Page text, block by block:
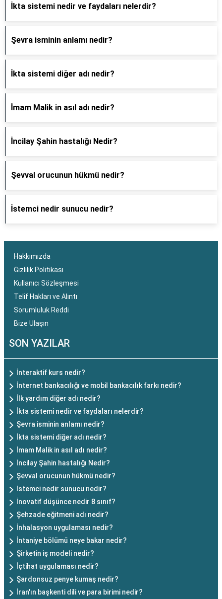
İkta sistemi nedir ve faydaları nelerdir?
Şevra isminin anlamı nedir?
İkta sistemi diğer adı nedir?
İmam Malik in asıl adı nedir?
İncilay Şahin hastalığı Nedir?
Şevval orucunun hükmü nedir?
İstemci nedir sunucu nedir?
Hakkımızda
Gizlilik Politikası
Kullanıcı Sözleşmesi
Telif Hakları ve Alıntı
Sorumluluk Reddi
Bize Ulaşın
SON YAZILAR
İnteraktif kurs nedir?
İnternet bankacılığı ve mobil bankacılık farkı nedir?
İlk yardım diğer adı nedir?
İkta sistemi nedir ve faydaları nelerdir?
Şevra isminin anlamı nedir?
İkta sistemi diğer adı nedir?
İmam Malik in asıl adı nedir?
İncilay Şahin hastalığı Nedir?
Şevval orucunun hükmü nedir?
İstemci nedir sunucu nedir?
İnovatif düşünce nedir 8 sınıf?
Şehzade eğitmeni adı nedir?
İnhalasyon uygulaması nedir?
İntaniye bölümü neye bakar nedir?
Şirketin iş modeli nedir?
İçtihat uygulaması nedir?
Şardonsuz penye kumaş nedir?
İran'ın başkenti dili ve para birimi nedir?